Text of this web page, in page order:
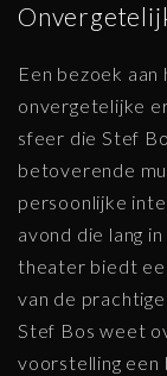
Een bezoek
onvergetelijke
sfeer die Stef
betoverende
persoonlijke
avond die lang
theater biedt
van de
Stef Bos weet
voorstelling een